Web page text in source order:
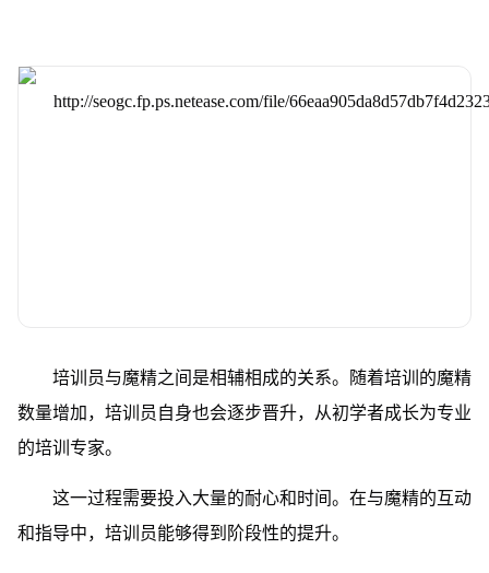
培训员与魔精之间是相辅相成的关系。随着培训的魔精
数量增加，培训员自身也会逐步晋升，从初学者成长为专业
的培训专家。
这一过程需要投入大量的耐心和时间。在与魔精的互动
和指导中，培训员能够得到阶段性的提升。